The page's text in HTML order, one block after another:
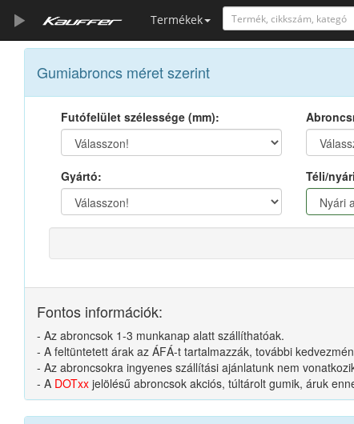
Termékek
Szerszámkatalógus
Kosár
Alkatrészek
Gumiabroncs méret szerint
Futófelület szélessége (mm):
Gyártó: Téli/
Fontos információk:
- Az abroncsok 1-3 munkanap alatt szállíthatóak.
- A feltüntetett árak az ÁFÁ-t tartalmazzák, további
- Az abroncsokra ingyenes szállítási ajánlatunk nem
- A DOTxx jelölésű abroncsok akciós, túltárolt gumik, áruk